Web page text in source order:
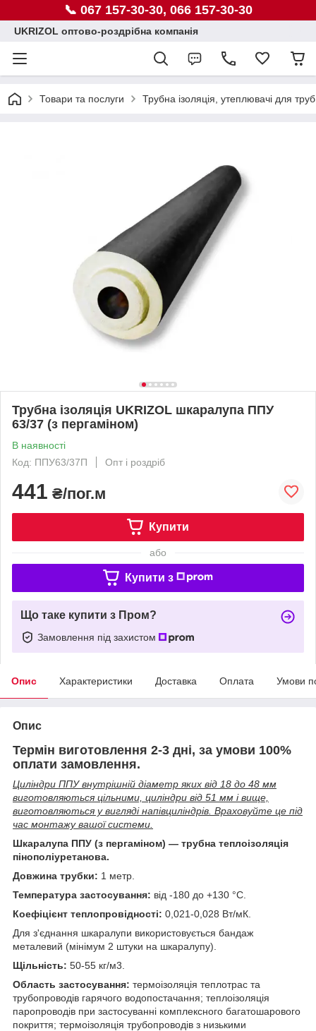
📞 067 157-30-30, 066 157-30-30
UKRIZOL оптово-роздрібна компанія
Товари та послуги Трубна ізоляція, утеплювачі для труб
Трубна ізоляція UKRIZOL шкаралупа ППУ
63/37 (з пергаміном)
В наявності
Код: ППУ63/37П
Опт і роздріб
441 ₴/пог.м
Купити
або
Купити з
Що таке купити з Пром?
Замовлення під захистом
Опис Характеристики Доставка Оплата Умови
Опис
Термін виготовлення 2-3 дні, за умови 100%
оплати замовлення.
Циліндри ППУ внутрішній діаметр яких від 18 до 48 мм
виготовляються цільними, циліндри від 51 мм і вище,
виготовляються у вигляді напівциліндрів. Враховуйте це під
час монтажу вашої системи.
Шкаралупа ППУ (з пергаміном) ― трубна теплоізоляція
пінополіуретанова.
Довжина трубки: 1 метр.
Температура застосування: від -180 до +130 °С.
Коефіцієнт теплопровідності: 0,021-0,028 Вт/мК.
Для з'єднання шкаралупи використовується бандаж
металевий (мінімум 2 штуки на шкаралупу).
Щільність: 50-55 кг/м3.
Область застосування: термоізоляція теплотрас та
трубопроводів гарячого водопостачання; теплоізоляція
паропроводів при застосуванні комплексного багатошарового
покриття; термоізоляція трубопроводів з низькими